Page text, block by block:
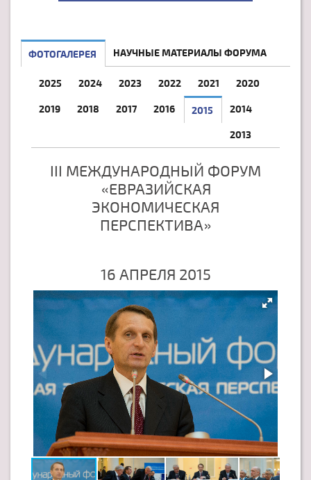
ФОТОГАЛЕРЕЯ НАУЧНЫЕ МАТЕРИАЛЫ ФОРУМА
2025 2024 2023 2022 2021 2020
2019 2018 2017 2016 2015 2014
2013
III МЕЖДУНАРОДНЫЙ ФОРУМ
«ЕВРАЗИЙСКАЯ
ЭКОНОМИЧЕСКАЯ
ПЕРСПЕКТИВА»
16 АПРЕЛЯ 2015